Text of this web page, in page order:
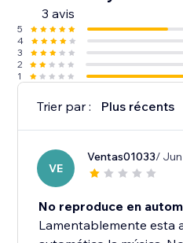
3 avis
5
4
3
2
1
Trier par : Plus récents
VE
Ventas01033/
No reproduce en
Lamentablemente esta